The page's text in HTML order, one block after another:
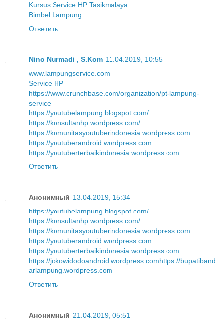
Kursus Service HP Tasikmalaya
Bimbel Lampung
Ответить
Nino Nurmadi , S.Kom 11.04.2019, 10:55
www.lampungservice.com
Service HP
https://www.crunchbase.com/organization/pt-lampung-
service
https://youtubelampung.blogspot.com/
https://konsultanhp.wordpress.com/
https://komunitasyoutuberindonesia.wordpress.com
https://youtuberandroid.wordpress.com
https://youtuberterbaikindonesia.wordpress.com
Ответить
Анонимный 13.04.2019, 15:34
https://youtubelampung.blogspot.com/
https://konsultanhp.wordpress.com/
https://komunitasyoutuberindonesia.wordpress.com
https://youtuberandroid.wordpress.com
https://youtuberterbaikindonesia.wordpress.com
https://jokowidodoandroid.wordpress.comhttps://bupatiband
arlampung.wordpress.com
Ответить
Анонимный 21.04.2019, 05:51